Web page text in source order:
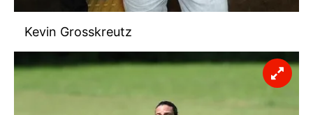
Kevin Grosskreutz